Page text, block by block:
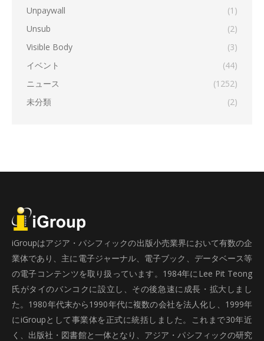
Unpaywall
(1)
Unsub
(2)
Visible Body
(3)
イベント
(44)
ニュース
(1252)
未分類
(2)
iGroupはアジア・パシフィックの出版小売業界において有数の企
業体であり、主に電子ジャーナル、電子ブック、データベース等
の電子コンテンツを取り扱っています。1984年にLee Pit Teong
氏がタイのバンコクに設立し、その後急速に成長・拡大しまし
た。1980年代末から1990年代に複数の会社を法人化し、1999年
にiGroupとして事業体を正式に統括しました。これまで30年近
く、出版社・図書館と一体となり、アジア・パシフィックの研究